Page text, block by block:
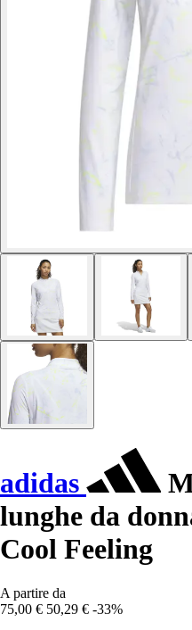
adidas
lunghe da
Cool Feeling
A partire da
75,00 € 50,29 € -33%